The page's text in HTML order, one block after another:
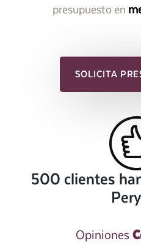
presupuesto en
SOLICITA
500 clientes
Opiniones